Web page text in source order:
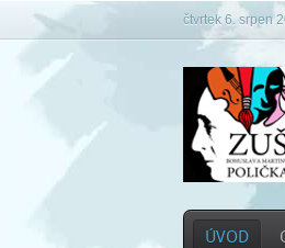
čtvrtek 6. srpen
ÚVOD